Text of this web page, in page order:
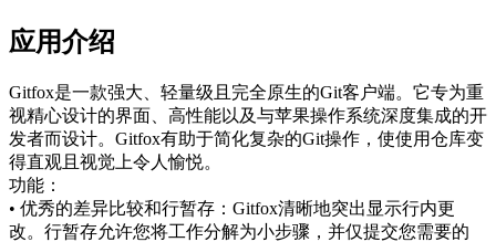
应用介绍
Gitfox是一款强大、轻量级且完全原生的Git客户端。它专为重
视精心设计的界面、高性能以及与苹果操作系统深度集成的开
发者而设计。Gitfox有助于简化复杂的Git操作，使使用仓库变
得直观且视觉上令人愉悦。
功能：
• 优秀的差异比较和行暂存：Gitfox清晰地突出显示行内更
改。行暂存允许您将工作分解为小步骤，并仅提交您需要的